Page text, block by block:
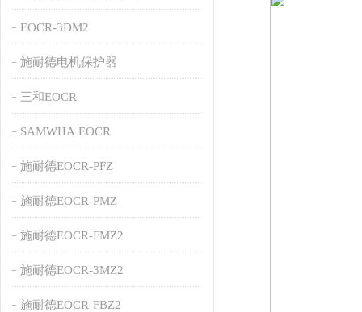
EOCR-3DM2
施耐德电机保护器
三和EOCR
SAMWHA EOCR
施耐德EOCR-PFZ
施耐德EOCR-PMZ
施耐德EOCR-FMZ2
施耐德EOCR-3MZ2
施耐德EOCR-FBZ2